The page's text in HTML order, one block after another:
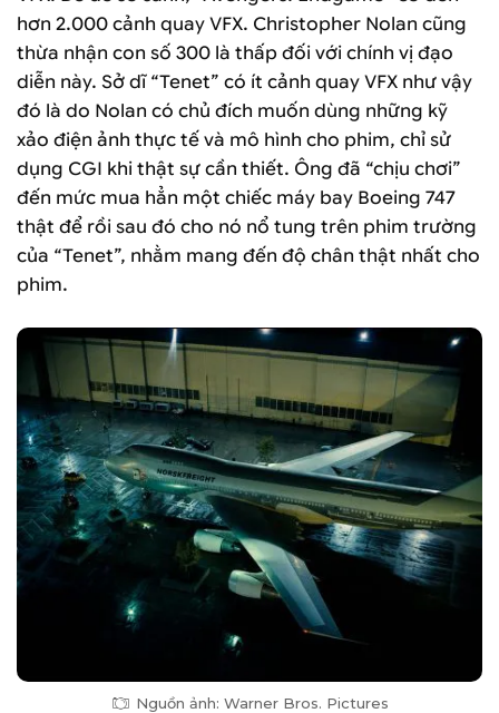
hơn 2.000 cảnh quay VFX. Christopher Nolan cũng
thừa nhận con số 300 là thấp đối với chính vị đạo
diễn này. Sở dĩ “Tenet” có ít cảnh quay VFX như vậy
đó là do Nolan có chủ đích muốn dùng những kỹ
xảo điện ảnh thực tế và mô hình cho phim, chỉ sử
dụng CGI khi thật sự cần thiết. Ông đã “chịu chơi”
đến mức mua hẳn một chiếc máy bay Boeing 747
thật để rồi sau đó cho nó nổ tung trên phim trường
của “Tenet”, nhằm mang đến độ chân thật nhất cho
phim.
Nguồn ảnh: Warner Bros. Pictures